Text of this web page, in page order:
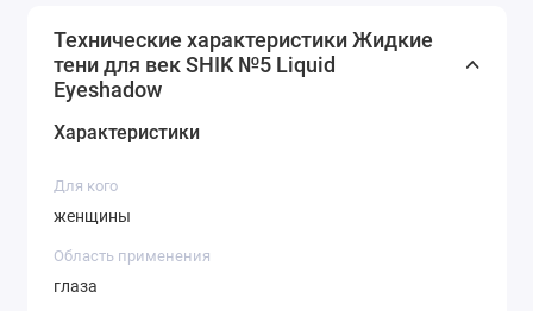
цвет с мерцающим эффектом.
Оттенок 06 — пыльная роза станет
нежным дополнением дневного
макияжа.
Оттенок 08 — жемчужный цвет,
идеален для невест.
коричневый цвет для повседневного
Технические характеристики Жидкие
тени для век SHIK №5 Liquid
Eyeshadow
Характеристики
Для кого
женщины
Область применения
глаза